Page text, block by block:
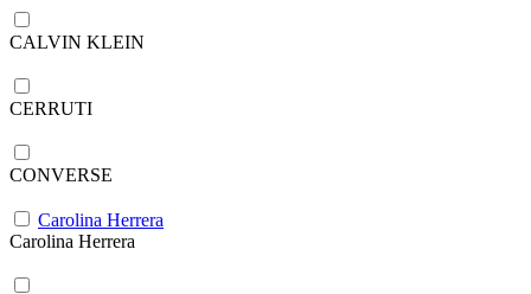
CALVIN KLEIN
CERRUTI
CONVERSE
Carolina Herrera
Carolina Herrera